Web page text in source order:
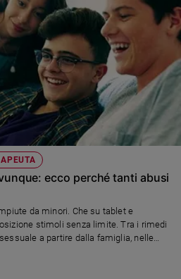
ecco perché tanti abusi
da minori. Che su tablet e
stimoli senza limite. Tra i rimedi
a partire dalla famiglia, nelle
di papà e mamma con cui si